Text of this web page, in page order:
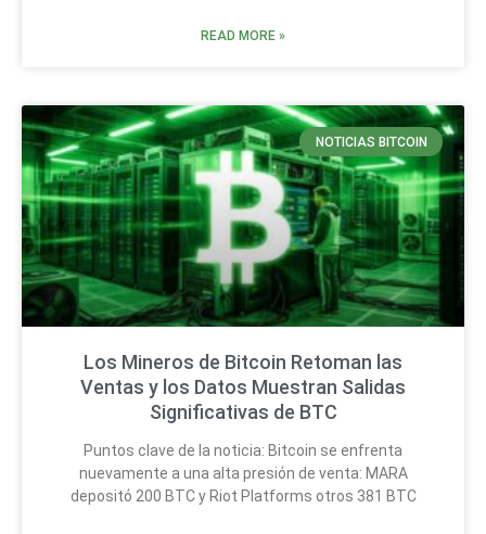
READ MORE »
NOTICIAS BITCOIN
Los Mineros de Bitcoin Retoman las
Ventas y los Datos Muestran Salidas
Significativas de BTC
Puntos clave de la noticia: Bitcoin se enfrenta
nuevamente a una alta presión de venta: MARA
depositó 200 BTC y Riot Platforms otros 381 BTC